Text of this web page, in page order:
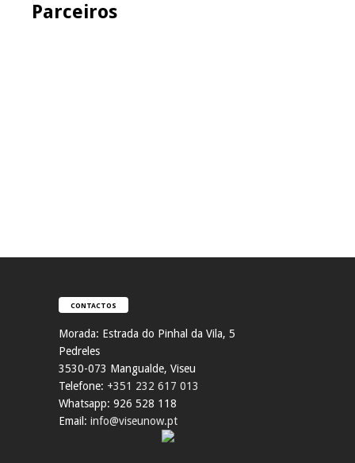
Parceiros
CONTACTOS
Morada: Estrada do Pinhal da Vila, 5
Pedreles
3530-073 Mangualde, Viseu
Telefone: +351 232 617 013
Whatsapp: 926 528 118
Email: info@viseunow.pt